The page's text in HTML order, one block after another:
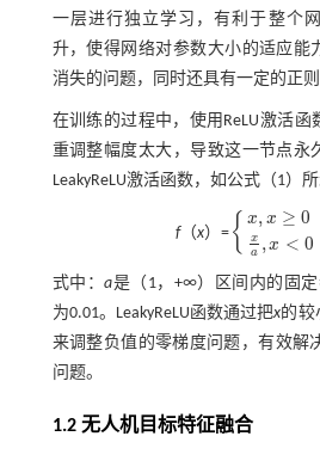
一层进行独立学习，有利于整个
升，使得网络对参数大小的适应能
消失的问题，同时还具有一定的正则
在训练的过程中，使用ReLU激活
重调整幅度太大，导致这一节点永
LeakyReLU激活函数，如 公式（1）
f（x）= { x, x ≥ 0
x
a ,x < 0
x, ≥0 < 0
式中：a是（1，+∞）区间内的固
为0.01。LeakyReLU函数通过把x的较
来调整负值的零梯度问题，有效解
问题。
1.2 无人机目标特征融合